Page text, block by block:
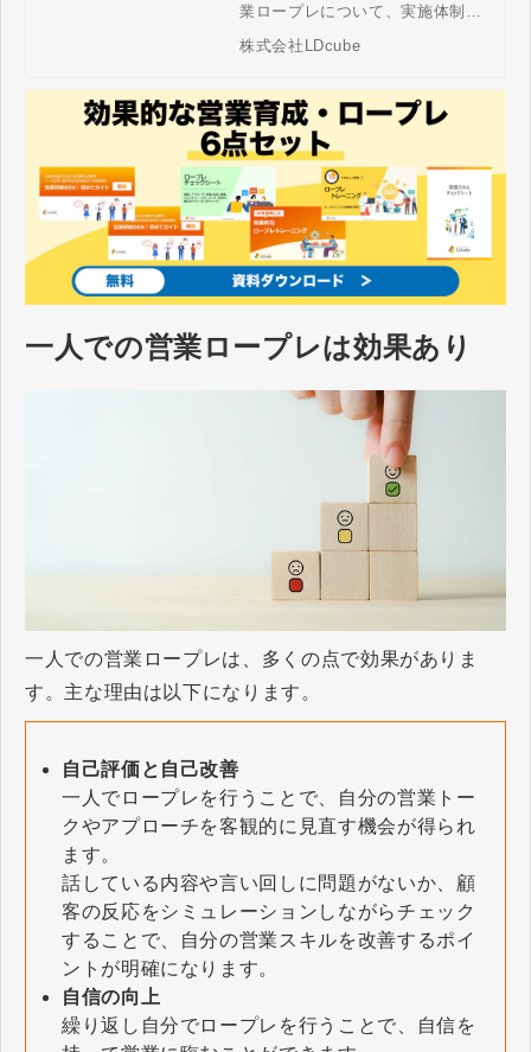
業ロープレについて、実施体制や
実施スタイル、テーマ、実施後の
フィードバック、実施の頻度、運
り方のテンプレートについて解説
します。
株式会社LDcube
一人での営業ロープレは効果あり
一人での営業ロープレは、多くの点で効果がありま
す。主な理由は以下になります。
自己評価と自己改善
一人でロープレを行うことで、自分の営業トー
クやアプローチを客観的に見直す機会が得られ
ます。
話している内容や言い回しに問題がないか、顧
客の反応をシミュレーションしながらチェック
することで、自分の営業スキルを改善するポイ
ントが明確になります。
自信の向上
繰り返し自分でロープレを行うことで、自信を